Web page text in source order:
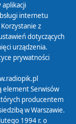
aplikacji
internetu
z
dotyczących
urządzenia.
prywatności
element Serwisów
producentem
w Warszawie.
1994 r. o